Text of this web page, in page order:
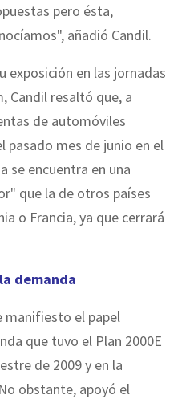
pero ésta,
añadió Candil.
exposición en las jornadas
Candil resaltó que, a
de automóviles
pasado mes de junio en el
se encuentra en una
que la de otros países
o Francia, ya que cerrará
demanda
manifiesto el papel
que tuvo el Plan 2000E
de 2009 y en la
obstante, apoyó el